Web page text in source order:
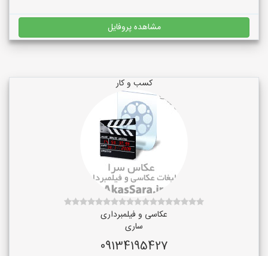
مشاهده پروفایل
کسب و کار
عکاسی و فیلمبرداری
ساری
09134195427